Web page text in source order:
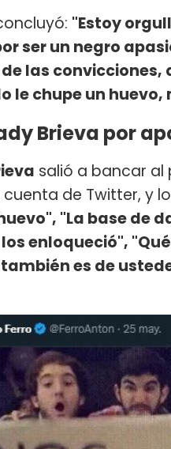
"Estoy
ser un negro
las
le chupe un
Brieva por
salió a bancar al
cuenta de Twitter, y
"La base de
enloqueció",
es de